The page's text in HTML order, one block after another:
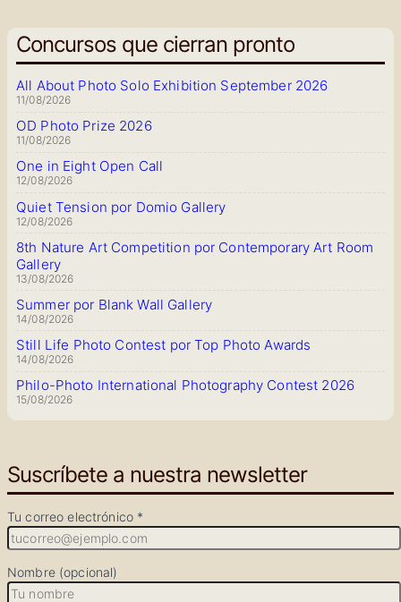
Concursos que cierran pronto
All About Photo Solo Exhibition September 2026
11/08/2026
OD Photo Prize 2026
11/08/2026
One in Eight Open Call
12/08/2026
Quiet Tension por Domio Gallery
12/08/2026
8th Nature Art Competition por Contemporary Art Room
Gallery
13/08/2026
Summer por Blank Wall Gallery
14/08/2026
Still Life Photo Contest por Top Photo Awards
14/08/2026
Philo-Photo International Photography Contest 2026
15/08/2026
Suscríbete a nuestra newsletter
Tu correo electrónico *
Nombre (opcional)